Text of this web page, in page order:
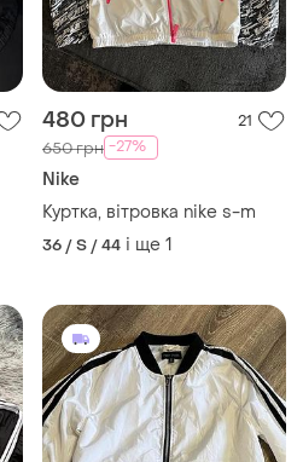
480 грн 21
650 грн -27%
Nike
Куртка, вітровка nike s-m
36 / S / 44 і ще 1